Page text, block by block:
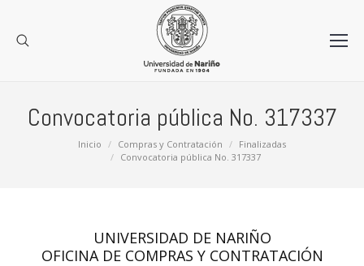
Convocatoria pública No. 317337
Inicio Compras y Contratación
Finalizadas
Convocatoria pública No. 317337
UNIVERSIDAD DE NARIÑO
OFICINA DE COMPRAS Y CONTRATACIÓN